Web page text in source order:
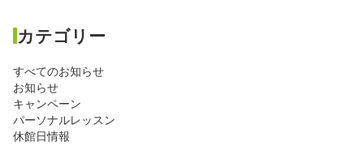
カテゴリー
すべてのお知らせ
お知らせ
キャンペーン
パーソナルレッスン
休館日情報